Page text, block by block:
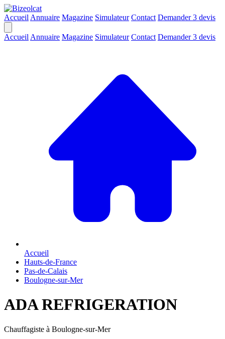
Accueil Annuaire Magazine Simulateur Contact Demander 3 devis
Accueil Annuaire Magazine Simulateur Contact Demander 3 devis
Accueil
Hauts-de-France
Pas-de-Calais
Boulogne-sur-Mer
ADA REFRIGERATION
Chauffagiste à Boulogne-sur-Mer